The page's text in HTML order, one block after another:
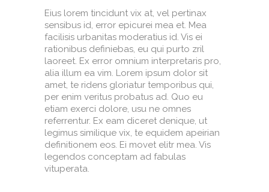
Eius lorem tincidunt vix at, vel pertinax
sensibus id, error epicurei mea et. Mea
facilisis urbanitas moderatius id. Vis ei
rationibus definiebas, eu qui purto zril
laoreet. Ex error omnium interpretaris pro,
alia illum ea vim. Lorem ipsum dolor sit
amet, te ridens gloriatur temporibus qui,
per enim veritus probatus ad. Quo eu
etiam exerci dolore, usu ne omnes
referrentur. Ex eam diceret denique, ut
legimus similique vix, te equidem apeirian
definitionem eos. Ei movet elitr mea. Vis
legendos conceptam ad fabulas
vituperata.